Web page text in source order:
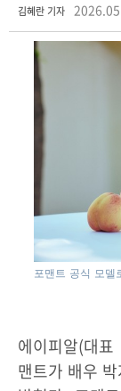
김혜란 기자
포맨트 공식 모델
에이피알(대
맨트가 배우